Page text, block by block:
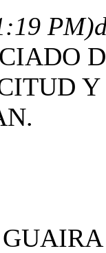
PM)